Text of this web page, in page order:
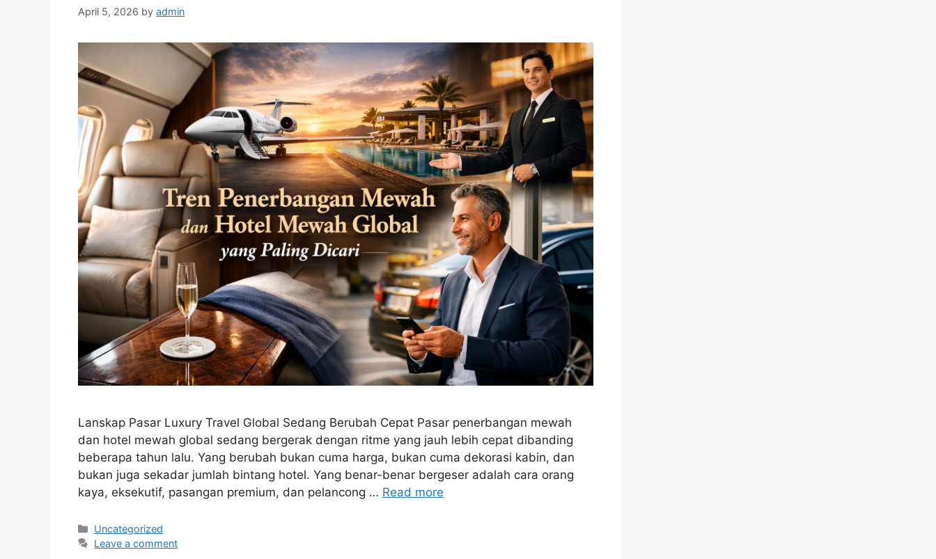
April 5, 2026 by admin
Lanskap Pasar Luxury Travel Global Sedang Berubah Cepat Pasar penerbangan mewah
dan hotel mewah global sedang bergerak dengan ritme yang jauh lebih cepat dibanding
beberapa tahun lalu. Yang berubah bukan cuma harga, bukan cuma dekorasi kabin, dan
bukan juga sekadar jumlah bintang hotel. Yang benar-benar bergeser adalah cara orang
kaya, eksekutif, pasangan premium, dan pelancong … Read more
Categories
Uncategorized
Leave a comment